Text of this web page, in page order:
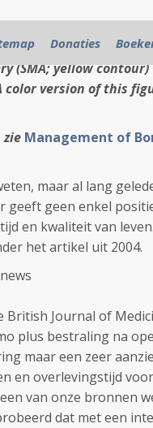
axial slice
highlighting
(SMA; yellow contour)
color version of this
zie Management of
maar al lang
geeft geen enkel
en kwaliteit van
het artikel uit 2004.
British Journal of
plus bestraling na
maar een zeer
en overlevingstijd voor
van onze bronnen
dat met een
Donaties